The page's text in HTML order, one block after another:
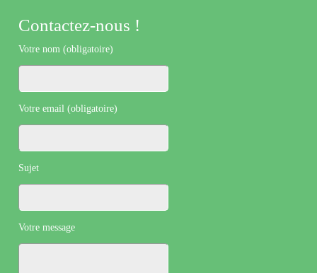
Contactez-nous !
Votre nom (obligatoire)
Votre email (obligatoire)
Sujet
Votre message